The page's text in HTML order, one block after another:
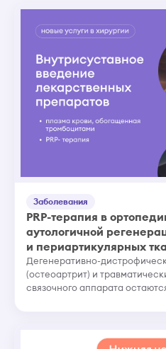
Заболевания
PRP-терапия в
аутологичной
и периартикулярных
Дегенеративно-
(остеоартрит) и
связочного аппарата